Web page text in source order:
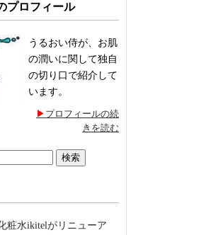
プロフィール
うるおい侍が、お肌
の潤いに関して独自
の切り口で紹介して
います。
プロフィールの続
きを読む
粧水ikitelがリニューア